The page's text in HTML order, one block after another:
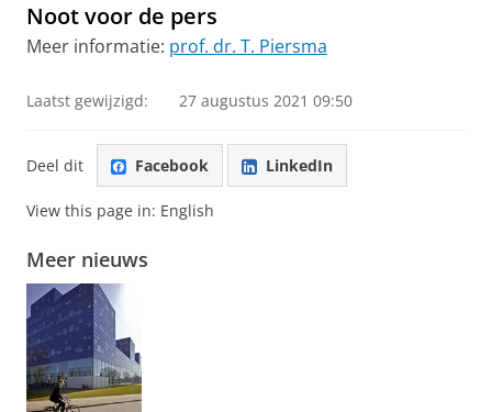
Noot voor de pers
Meer informatie: prof. dr. T. Piersma
Laatst gewijzigd: 27 augustus 2021 09:50
Deel dit Facebook LinkedIn
View this page in: English
Meer nieuws